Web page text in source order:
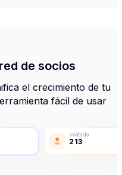
de socios
el crecimiento de tu
fácil de usar
Invitado
213